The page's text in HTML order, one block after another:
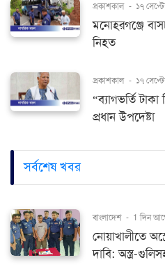
প্রকাশকাল - ১৭
মনোহরগঞ্জে
নিহত
প্রকাশকাল - ১৭
“ব্যাগভর্তি
প্রধান উপদেষ্টা
সর্বশেষ খবর
বাংলাদেশ - 1 দিন
নোয়াখালীতে
দাবি: অস্ত্র-